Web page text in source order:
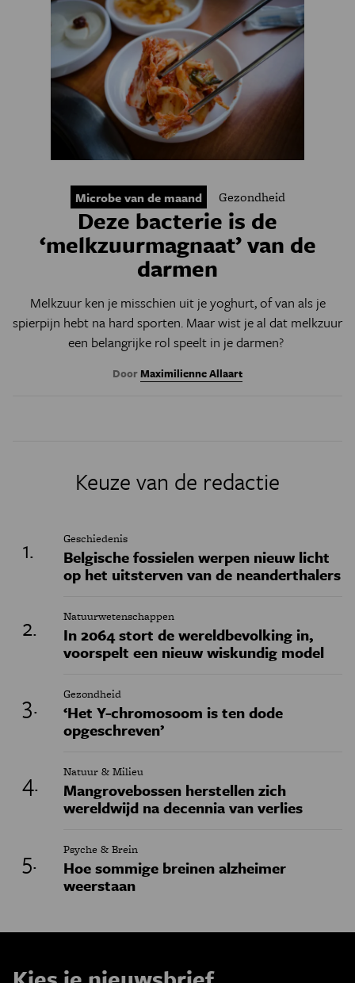
Microbe van de maand Gezondheid
Deze bacterie is de
‘melkzuurmagnaat’ van de
darmen
Melkzuur ken je misschien uit je yoghurt, of van als je
spierpijn hebt na hard sporten. Maar wist je al dat melkzuur
een belangrijke rol speelt in je darmen?
DoorMaximilienne Allaart
Keuze van de redactie
Geschiedenis
Belgische fossielen werpen nieuw licht
op het uitsterven van de neanderthalers
Natuurwetenschappen
In 2064 stort de wereldbevolking in,
voorspelt een nieuw wiskundig model
Gezondheid
‘Het Y-chromosoom is ten dode
opgeschreven’
Natuur & Milieu
Mangrovebossen herstellen zich
wereldwijd na decennia van verlies
Psyche & Brein
Hoe sommige breinen alzheimer
weerstaan